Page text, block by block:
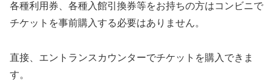
各種利用券、各種入館引換券等をお持ちの方はコンビニで
チケットを事前購入する必要はありません。
直接、エントランスカウンターでチケットを購入できま
す。